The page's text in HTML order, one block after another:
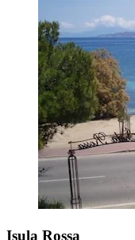
Isula Rossa